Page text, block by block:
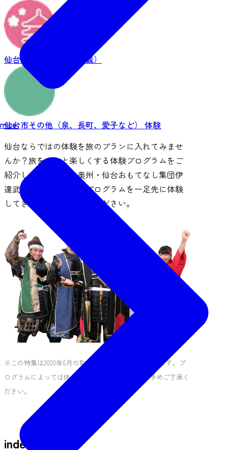
mice
仙台市西部（作並・定義）
仙台市その他（泉、長町、愛子など）
体験
仙台ならではの体験を旅のプランに入れてみませ
んか？旅をもっと楽しくする体験プログラムをご
紹介します。今回、奥州・仙台おもてなし集団伊
達武将隊がそれぞれのプログラムを一足先に体験
してきました！是非ご覧ください。
※この特集は2020年6月の取材をもとに作成した記事です。プ
ログラムによっては休止中のものもございます。予めご了承く
ださい。
index